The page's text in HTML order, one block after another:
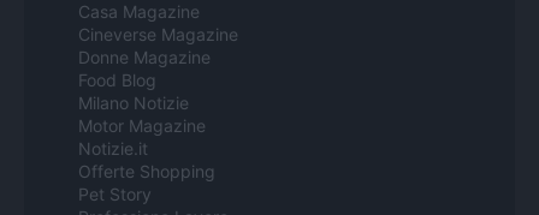
Casa Magazine
Cineverse Magazine
Donne Magazine
Food Blog
Milano Notizie
Motor Magazine
Notizie.it
Offerte Shopping
Pet Story